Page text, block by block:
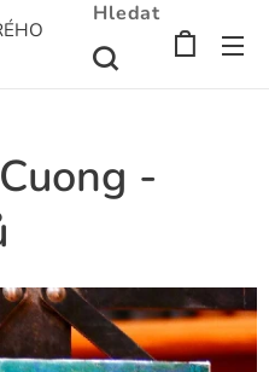
Hledat
-